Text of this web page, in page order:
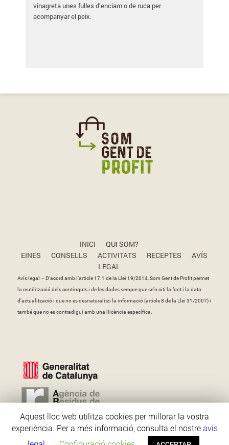
vinagreta unes fulles d’enciam o de ruca per
acompanyar el peix.
INICI
QUI SOM?
EINES
CONSELLS ACTIVITATS RECEPTES
AVÍS
LEGAL
Avís legal – D’acord amb l’article 17.1 de la Llei 19/2014, Som Gent de Profit permet
la reutilització dels continguts i de les dades sempre que se’n citi la font i la data
d’actualització i que no es desnaturalitzi la informació (article 8 de la Llei 31/2007) i
també que no es contradigui amb una llicència específica.
Aquest lloc web utilitza cookies per millorar la vostra
experiència. Per a més informació, consulta el nostreavís